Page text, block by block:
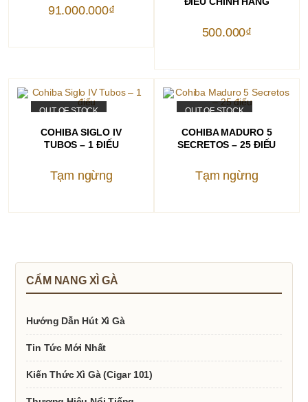
91.000.000₫
500.000₫
OUT OF STOCK
COHIBA SIGLO IV
TUBOS – 1 ĐIẾU
Tạm ngừng
OUT OF STOCK
COHIBA MADURO 5
SECRETOS – 25 ĐIẾU
Tạm ngừng
CẨM NANG XÌ GÀ
Hướng Dẫn Hút Xì Gà
Tin Tức Mới Nhất
Kiến Thức Xì Gà (Cigar 101)